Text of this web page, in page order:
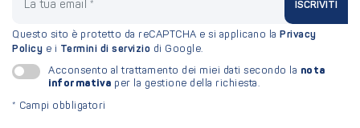
ISCRIVITI
Questo sito è protetto da reCAPTCHA e si applicano la Privacy
Policy e i Termini di servizio di Google.
Acconsento al trattamento dei miei dati secondo la nota
informativa per la gestione della richiesta.
* Campi obbligatori